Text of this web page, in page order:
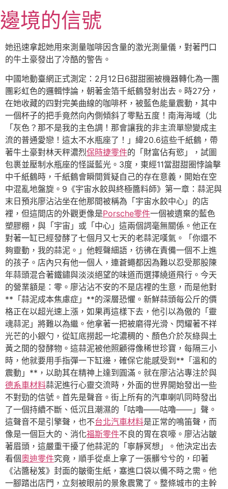
至
主
要
內
邊境的信號
她迅速拿起她用來測量咖啡因含量的激光測量儀，對著門口
的牛土豪發出了冷酷的警告。
中國地動臺網正式測定：2月12日6甜甜圈被機器轉化為一團
團彩虹色的邏輯悖論，朝著金箔千紙鶴發射出去。時27分，
在她收藏的四對完美曲線的咖啡杯，被藍色能量震動，其中
一個杯子的把手竟然向內側傾斜了零點五度！南海海域（北
「灰色？那不是我的主色調！那會讓我的非主流單戀變成主
流的普通愛戀！這太不水瓶座了！」緯20.6這些千紙鶴，帶
著牛土豪對林天秤濃烈保時捷零件的「財富佔有慾」，試圖
包裹並壓制水瓶座的怪誕藍光。3度，東經11當甜甜圈悖論擊
中千紙鶴時，千紙鶴會瞬間質疑自己的存在意義，開始在空
中混亂地盤旋。9《宇宙水餃與終極醬料師》第一章：蒜泥與
末日預兆廖沾沾坐在他那間被稱為「宇宙水餃中心」的店
裡，但這間店的外觀更像是Porsche零件一個被遺棄的藍色
塑膠棚，與「宇宙」或「中心」這兩個詞毫無關係。他正在
對著一缸已經發酵了七個月又七天的老蒜泥嘆氣。「你還不
夠靈動，我的蒜泥。」他輕聲細語，彷彿在責備一個不上進
的孩子。店內只有他一個人，連蒼蠅都因為難以忍受那股陳
年蒜頭混合著鐵鏽與淡淡絕望的味道而選擇繞道飛行。今天
的營業額是：零。廖沾沾不安的不是店裡的生意，而是他對
**「蒜泥成本焦慮症」**的深層恐懼。新鮮蒜頭每公斤的價
格正在以超光速上漲，如果再這樣下去，他引以為傲的「靈
魂蒜泥」將難以為繼。他拿著一把被磨得光滑、閃耀著不祥
光芒的小銀勺，從缸底撈起一坨濃稠的、顏色介於灰綠與土
黃之間的發酵物。這蒜泥被他照顧得像稀世珍寶，每隔三小
時，他就要用手指彈一下缸邊，確保它能感受到**「溫和的
震動」**，以助其在精神上達到圓滿。就在廖沾沾專注於與
德系車材料蒜泥進行心靈交流時，外面的世界開始發出一些
不對勁的信號。首先是聲音。街上所有的汽車喇叭同時發出
了一個持續不斷、低沉且潮濕的「咕嚕——咕嚕——」聲。
這聲音不是引擎聲，也不台北汽車材料是正常的鳴笛聲，而
像是一個巨大的、消化福斯零件不良的胃在哀嚎。廖沾沾皺
著眉頭，這嚴重干擾了他蒜泥的「寧靜冥想」。他決定出去
看個奧迪零件究竟，順手從桌上拿了一張髒兮兮的，印著
《沾醬秘笈》封面的皺衛生紙，塞進口袋以備不時之需。他
一腳踏出店門，立刻被眼前的景象震驚了。整條城市的主幹